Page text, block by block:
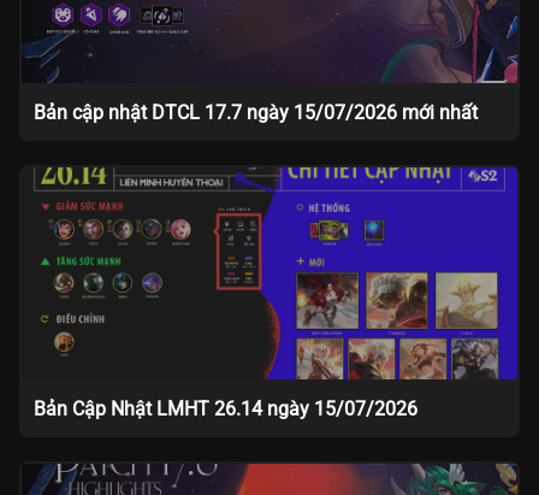
Bản cập nhật DTCL 17.7 ngày 15/07/2026 mới nhất
Bản Cập Nhật LMHT 26.14 ngày 15/07/2026